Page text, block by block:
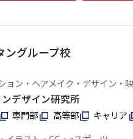
ングループ校
ョン・ヘアメイク・デザイン・
デザイン研究所
専門部 高等部
キャリア